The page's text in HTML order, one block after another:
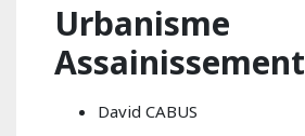
Urbanisme
Assainissement
David CABUS